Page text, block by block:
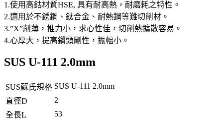
1.使用高鈷材質HSE, 具有耐高熱，耐磨耗之特性。
2.適用於不銹鋼、鈦合金、耐熱鋼等難切削材。
3.”X”削薄，推力小，求心性佳，切削熱擴散容易。
4.心厚大，提高鑽頭剛性，振幅小。
SUS U-111 2.0mm
SUS蘇氏規格 SUS U-111 2.0mm
直徑D
2
全長L
53